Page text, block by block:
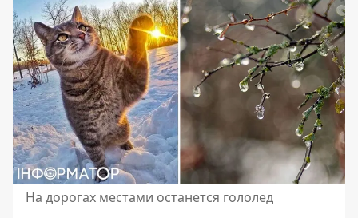
На дорогах местами останется гололед